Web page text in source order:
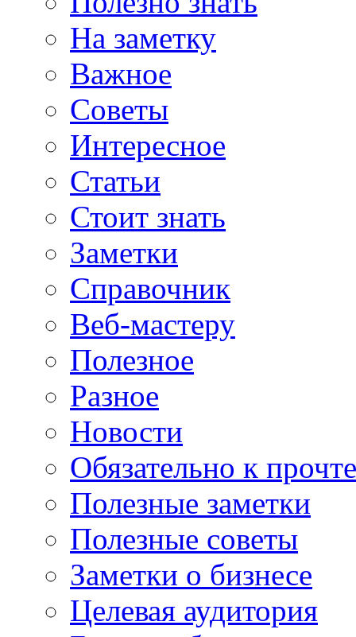
На заметку
Важное
Советы
Интересное
Статьи
Стоит знать
Заметки
Справочник
Веб-мастеру
Полезное
Разное
Новости
Обязательно к
Полезные заметки
Полезные советы
Заметки о бизнесе
Целевая аудитория